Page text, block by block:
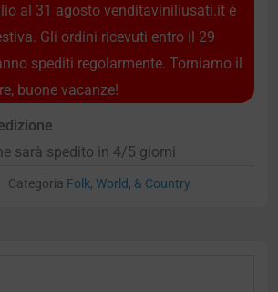
al 31 agosto venditaviniliusati.it è
Gli ordini ricevuti entro il 29
spediti regolarmente. Torniamo il
buone vacanze!
sarà spedito in 4/5 giorni
Categoria Folk, World, & Country